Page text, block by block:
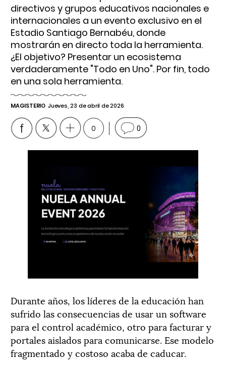
directivos y grupos educativos nacionales e
internacionales a un evento exclusivo en el
Estadio Santiago Bernabéu, donde
mostrarán en directo toda la herramienta.
¿El objetivo? Presentar un ecosistema
verdaderamente "Todo en Uno". Por fin, todo
en una sola herramienta.
MAGISTERIO Jueves, 23 de abril de 2026
0 0
Durante años, los líderes de la educación han
sufrido las consecuencias de usar un software
para el control académico, otro para facturar y
portales aislados para comunicarse. Ese modelo
fragmentado y costoso acaba de caducar.